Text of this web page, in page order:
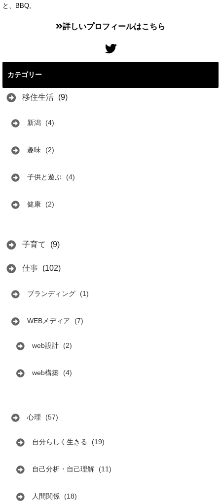
と、BBQ。
詳しいプロフィールはこちら
カテゴリー
移住生活 (9)
新潟 (4)
趣味 (2)
子供と遊ぶ (4)
健康 (2)
子育て (9)
仕事 (102)
ブランディング (1)
WEBメディア (7)
web設計 (2)
web構築 (4)
心理 (57)
自分らしく生きる (19)
自己分析・自己理解 (11)
人間関係 (18)